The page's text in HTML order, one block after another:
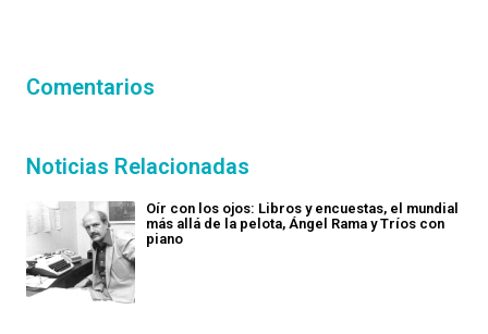
Comentarios
Noticias Relacionadas
Oír con los ojos: Libros y encuestas, el mundial
más allá de la pelota, Ángel Rama y Tríos con
piano